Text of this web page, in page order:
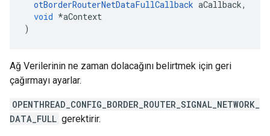
otBorderRouterNetDataFullCallback aCallback,
void *aContext
)
Ağ Verilerinin ne zaman dolacağını belirtmek için geri
çağırmayı ayarlar.
OPENTHREAD_CONFIG_BORDER_ROUTER_SIGNAL_NETWORK_
DATA_FULL gerektirir.